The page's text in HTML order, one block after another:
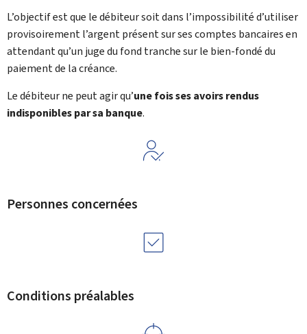
L’objectif est que le débiteur soit dans l’impossibilité d’utiliser
provisoirement l’argent présent sur ses comptes bancaires en
attendant qu’un juge du fond tranche sur le bien-fondé du
paiement de la créance.
Le débiteur ne peut agir qu’une fois ses avoirs rendus
indisponibles par sa banque.
Personnes concernées
Conditions préalables